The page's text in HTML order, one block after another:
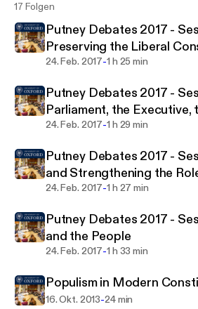
17 Folgen
Putney Debates 2017 -
Preserving the Liberal
24. Feb. 2017-1 h 25 min
Putney Debates 2017 -
Parliament, the Executive,
Rule of Law
24. Feb. 2017-1 h 29 min
Putney Debates 2017 -
and Strengthening the
24. Feb. 2017-1 h 27 min
Putney Debates 2017 -
and the People
24. Feb. 2017-1 h 33 min
Populism in Modern
16. Okt. 2013-24 min